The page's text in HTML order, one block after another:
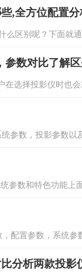
,全方位配置
么区别呢？下面就
参数对比了解
在选择投影仪时也
参数，投影参数
参数和特色功能
配置参数，系统
分析两款投影